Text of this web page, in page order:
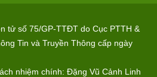
tử số 75/GP-TTĐT do Cục PTTH &
Tin và Truyền Thông cấp ngày
nhiệm chính: Đặng Vũ Cảnh Linh